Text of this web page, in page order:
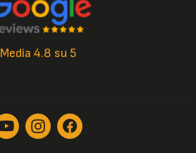
Media 4.8 su 5